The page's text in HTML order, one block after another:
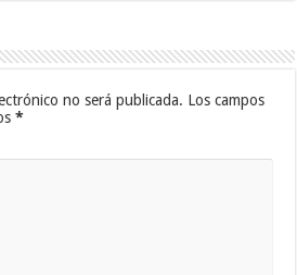
no será publicada. Los campos
*